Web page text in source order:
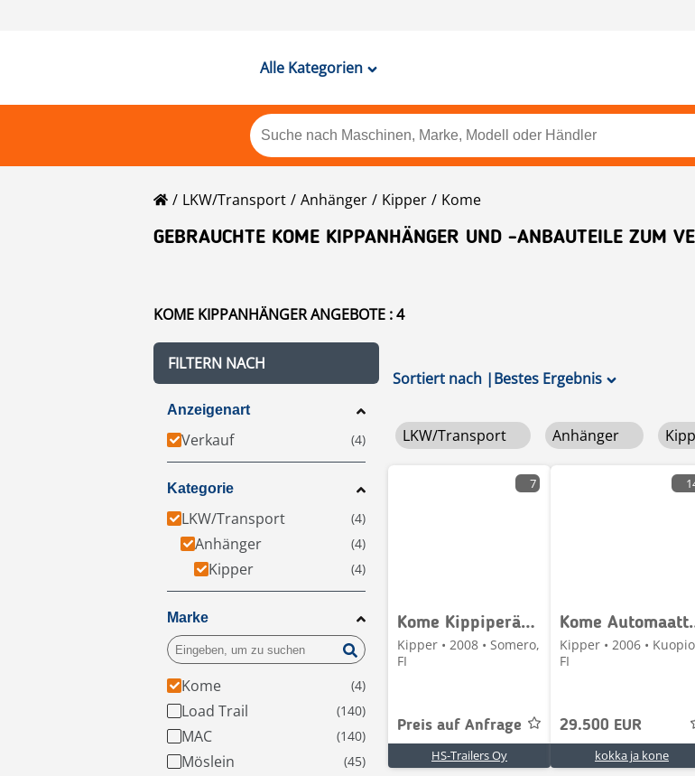
Alle Kategorien
LKW/Transport Anhänger Kipper
Kome
GEBRAUCHTE KOME KIPPANHÄNGER UND -ANBAUTEILE ZUM
KOME KIPPANHÄNGER ANGEBOTE : 4
FILTERN NACH
Anzeigenart
Verkauf
Kategorie
LKW/Transport
Anhänger
Kipper
Marke
Kome
Load Trail
MAC
Möslein
Sortiert nach |Bestes Ergebnis
LKW/Transport Anhänger
7
Kome Kippiperävaunu
Kipper • 2008 • Somero,
FI
Preis auf Anfrage
HS-Trailers Oy
Kome
Kipper • 2006 •
FI
29.500 EUR
kokka ja kone